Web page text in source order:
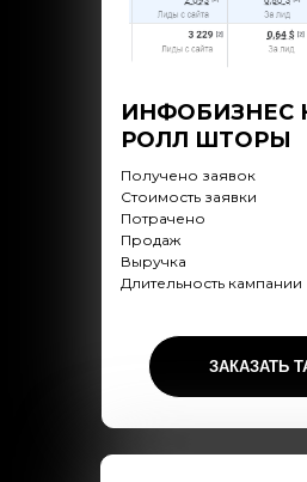
Получено заявок
Стоимость заявки
Потрачено
Продаж
Выручка
Длительность кампании
ИНФОБИЗНЕС
РОЛЛ ШТОРЫ
ЗАКАЗАТЬ